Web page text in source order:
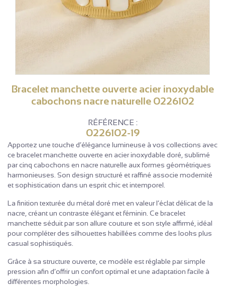
Bracelet manchette ouverte acier inoxydable
cabochons nacre naturelle 0226102
RÉFÉRENCE :
0226102-19
Apportez une touche d’élégance lumineuse à vos collections avec
ce bracelet manchette ouverte en acier inoxydable doré, sublimé
par cinq cabochons en nacre naturelle aux formes géométriques
harmonieuses. Son design structuré et raffiné associe modernité
et sophistication dans un esprit chic et intemporel.
La finition texturée du métal doré met en valeur l’éclat délicat de la
nacre, créant un contraste élégant et féminin. Ce bracelet
manchette séduit par son allure couture et son style affirmé, idéal
pour compléter des silhouettes habillées comme des looks plus
casual sophistiqués.
Grâce à sa structure ouverte, ce modèle est réglable par simple
pression afin d’offrir un confort optimal et une adaptation facile à
différentes morphologies.